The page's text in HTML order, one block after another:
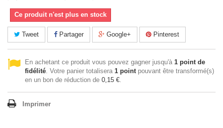
Ce produit n'est plus en stock
Tweet Partager Google+ Pinterest
En achetant ce produit vous pouvez gagner jusqu'à 1 point de
fidélité. Votre panier totalisera 1 pointpouvant être transformé(s)
en un bon de réduction de 0,15 €.
Imprimer